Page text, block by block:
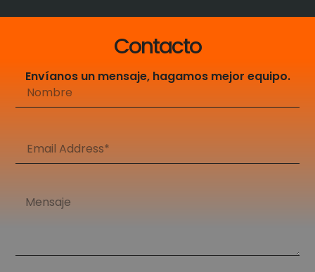
Contacto
Envíanos un mensaje, hagamos mejor equipo.